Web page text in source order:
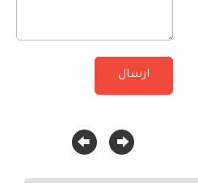
ارسال